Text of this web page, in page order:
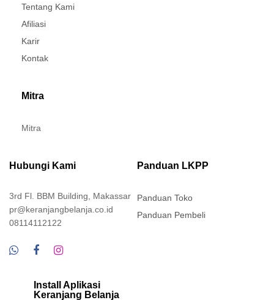
Tentang Kami
Afiliasi
Karir
Kontak
Mitra
Mitra
Hubungi Kami
3rd Fl. BBM Building, Makassar
pr@keranjangbelanja.co.id
08114112122
Panduan LKPP
Panduan Toko
Panduan Pembeli
Install Aplikasi
Keranjang Belanja